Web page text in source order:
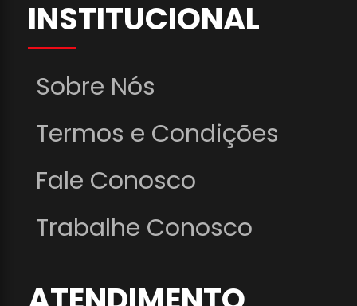
INSTITUCIONAL
Sobre Nós
Termos e Condições
Fale Conosco
Trabalhe Conosco